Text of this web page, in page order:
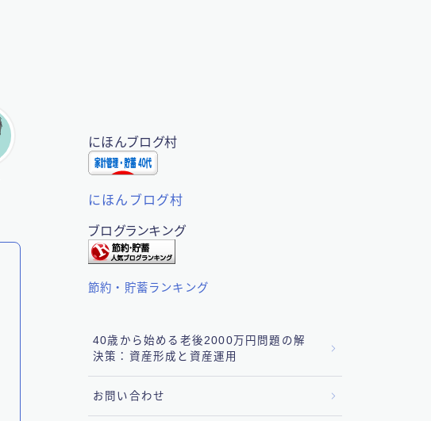
にほんブログ村
にほんブログ村
ブログランキング
節約・貯蓄ランキング
40歳から始める老後2000万円問題の解
決策：資産形成と資産運用
お問い合わせ